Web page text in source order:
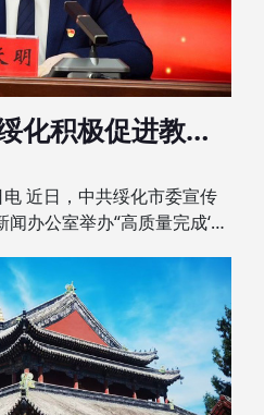
化积极促进教育
门口”的优质学
近日，中共绥化市委宣传
办公室举办“高质量完成‘十
发展成绩作专题发布。